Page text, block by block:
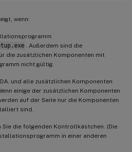
wenn:
. Außerdem sind die
die zusätzlichen Komponenten mit
nicht gültig.
und alle zusätzlichen Komponenten
einige der zusätzlichen Komponenten
auf der Seite nur die Komponenten
sind.
die folgenden Kontrollkästchen. (Die
in einer anderen